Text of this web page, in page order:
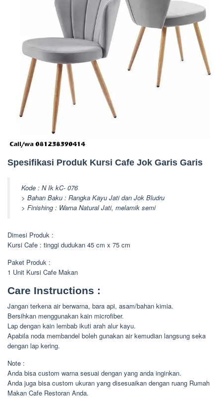
Spesifikasi Produk Kursi Cafe Jok Garis Garis
Kode : N Ik kC- 076
> Bahan Baku : Rangka Kayu Jati dan Jok Bludru
> Finishing : Warna Natural Jati, melamik semi
Dimesi Produk :
Kursi Cafe : tinggi dudukan 45 cm x 75 cm
Paket Produk :
1 Unit Kursi Cafe Makan
Care Instructions :
Jangan terkena air berwarna, bara api, asam/bahan kimia.
Bersihkan menggunakan kain microfiber.
Lap dengan kain lembab ikuti arah alur kayu.
Apabila noda membandel boleh gunakan air kemudian langsung seka
dengan lap kering.
Note :
Anda bisa custom warna sesuai dengan yang anda inginkan.
Anda juga bisa custom ukuran yang disesuaikan dengan ruang Rumah
Makan Cafe Restoran Anda.